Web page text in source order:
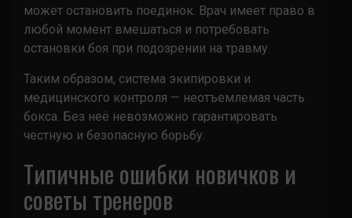
может остановить поединок. Врач имеет право в
любой момент вмешаться и потребовать
остановки боя при подозрении на травму.
Таким образом, система экипировки и
медицинского контроля — неотъемлемая часть
бокса. Без неё невозможно гарантировать
честную и безопасную борьбу.
Типичные ошибки новичков и
советы тренеров